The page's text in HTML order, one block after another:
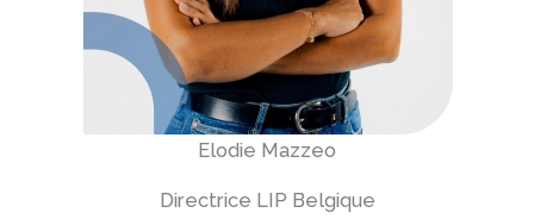
Elodie Mazzeo
Directrice LIP Belgique